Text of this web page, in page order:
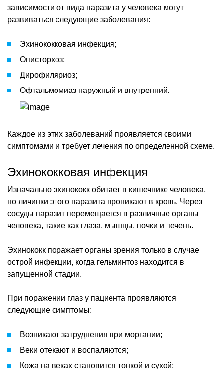
зависимости от вида паразита у человека могут
развиваться следующие заболевания:
Эхинококковая инфекция;
Описторхоз;
Дирофиляриоз;
Офтальмомиаз наружный и внутренний.
Каждое из этих заболеваний проявляется своими
симптомами и требует лечения по определенной схеме.
Эхинококковая инфекция
Изначально эхинококк обитает в кишечнике человека,
но личинки этого паразита проникают в кровь. Через
сосуды паразит перемещается в различные органы
человека, такие как глаза, мышцы, почки и печень.
Эхинококк поражает органы зрения только в случае
острой инфекции, когда гельминтоз находится в
запущенной стадии.
При поражении глаз у пациента проявляются
следующие симптомы:
Возникают затруднения при моргании;
Веки отекают и воспаляются;
Кожа на веках становится тонкой и сухой;